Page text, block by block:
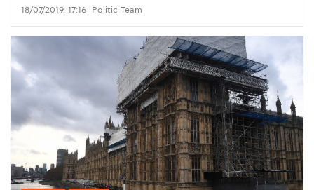
18/07/2019, 17:16 Politic Team